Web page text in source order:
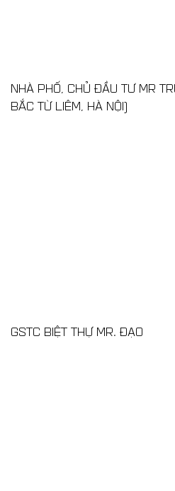
NHÀ PHỐ, CHỦ ĐẦU TƯ MR
BẮC TỪ LIÊM, HÀ NỘI)
GSTC BIỆT THỰ MR. ĐẠO